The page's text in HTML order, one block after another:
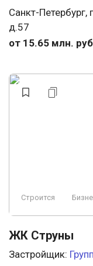
Санкт-Петербург,
д.57
от 15.65 млн.
Строится
ЖК Струны
Застройщик: